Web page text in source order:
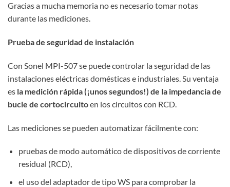
Gracias a mucha memoria no es necesario tomar notas
durante las mediciones.
Prueba de seguridad de instalación
Con Sonel MPI-507 se puede controlar la seguridad de las
instalaciones eléctricas domésticas e industriales. Su ventaja
es la medición rápida (¡unos segundos!) de la impedancia de
bucle de cortocircuitoen los circuitos con RCD.
Las mediciones se pueden automatizar fácilmente con:
pruebas de modo automático de dispositivos de corriente
residual (RCD),
el uso del adaptador de tipo WS para comprobar la